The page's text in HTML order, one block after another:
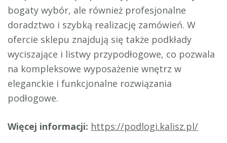
bogaty wybór, ale również profesjonalne
doradztwo i szybką realizację zamówień. W
ofercie sklepu znajdują się także podkłady
wyciszające i listwy przypodłogowe, co pozwala
na kompleksowe wyposażenie wnętrz w
eleganckie i funkcjonalne rozwiązania
podłogowe.
Więcej informacji: https://podlogi.kalisz.pl/